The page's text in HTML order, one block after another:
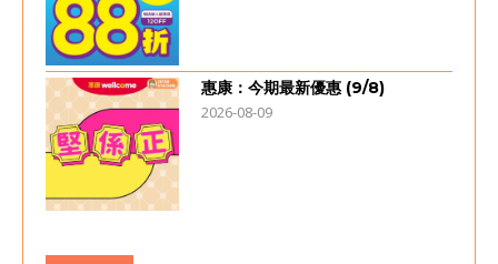
惠康：今期最新優惠 (9/8)
2026-08-09